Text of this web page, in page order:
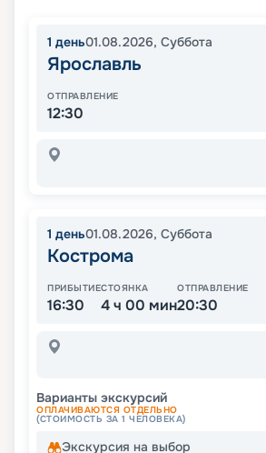
1 день01.08.2026, Суббота
Ярославль
ОТПРАВЛЕНИЕ
12:30
1 день01.08.2026, Суббота
Кострома
ПРИБЫТИЕ
16:30
СТОЯНКА
4 ч 00 мин
ОТПРАВЛЕНИЕ
20:30
Варианты экскурсий
ОПЛАЧИВАЮТСЯ ОТДЕЛЬНО
(СТОИМОСТЬ ЗА 1 ЧЕЛОВЕКА)
Экскурсия на выбор